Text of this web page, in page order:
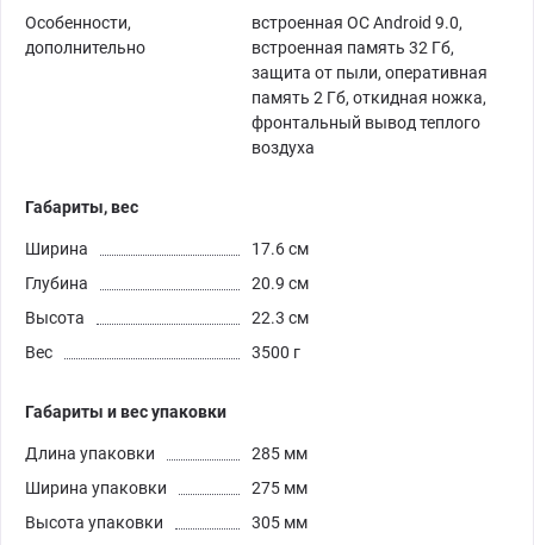
Особенности,
дополнительно
встроенная ОС Android 9.0,
встроенная память 32 Гб,
защита от пыли, оперативная
память 2 Гб, откидная ножка,
фронтальный вывод теплого
воздуха
Габариты, вес
Ширина
17.6 см
Глубина
20.9 см
Высота
22.3 см
Вес
3500 г
Габариты и вес упаковки
Длина упаковки
285 мм
Ширина упаковки
275 мм
Высота упаковки
305 мм